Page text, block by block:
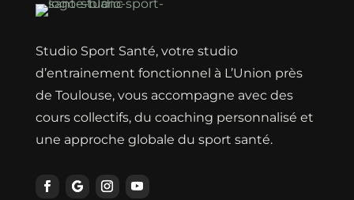
Studio Sport Santé, votre studio
d’entrainement fonctionnel à L’Union près
de Toulouse, vous accompagne avec des
cours collectifs, du coaching personnalisé et
une approche globale du sport santé.